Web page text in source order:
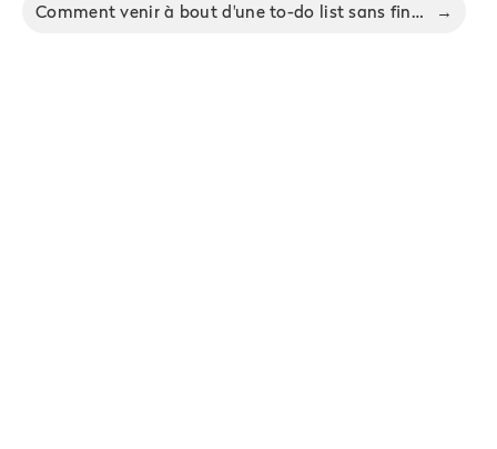
Comment venir à bout d'une to-do list sans fin - 10 méthodes éprouvées →